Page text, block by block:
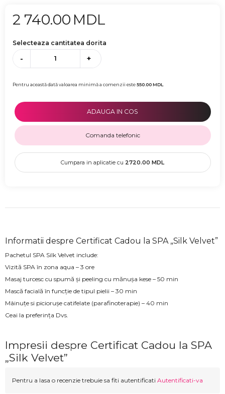
2 740.00 MDL
Selecteaza cantitatea dorita
- +
Pentru această dată valoarea minimă a comenzii este550.00MDL
ADAUGA IN COS
Comanda telefonic
Cumpara in aplicatie cu 2720.00 MDL
Informatii despre Certificat Cadou la SPA „Silk Velvet”
Pachetul SPA Silk Velvet include:
Vizită SPA în zona aqua – 3 ore
Masaj turcesc cu spumă și peeling cu mănușa kese – 50 min
Mască facială în funcție de tipul pielii – 30 min
Mâinuțe si piciorușe catifelate (parafinoterapie) – 40 min
Ceai la preferința Dvs.
Impresii despre Certificat Cadou la SPA
„Silk Velvet”
Pentru a lasa o recenzie trebuie sa fiti autentificati Autentificati-va